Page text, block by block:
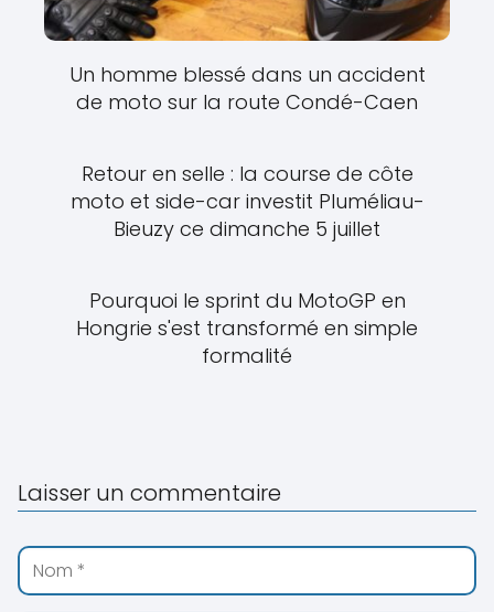
Un homme blessé dans un accident
de moto sur la route Condé-Caen
Retour en selle : la course de côte
moto et side-car investit Pluméliau-
Bieuzy ce dimanche 5 juillet
Pourquoi le sprint du MotoGP en
Hongrie s'est transformé en simple
formalité
Laisser un commentaire